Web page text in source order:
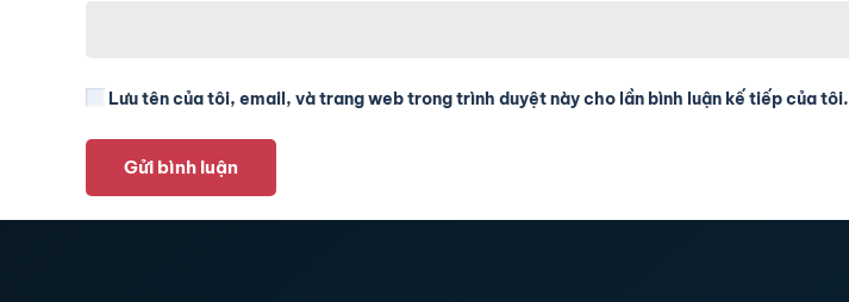
Lưu tên của tôi, email, và trang web trong trình duyệt này cho lần bình luận kế tiếp của tôi.
Gửi bình luận